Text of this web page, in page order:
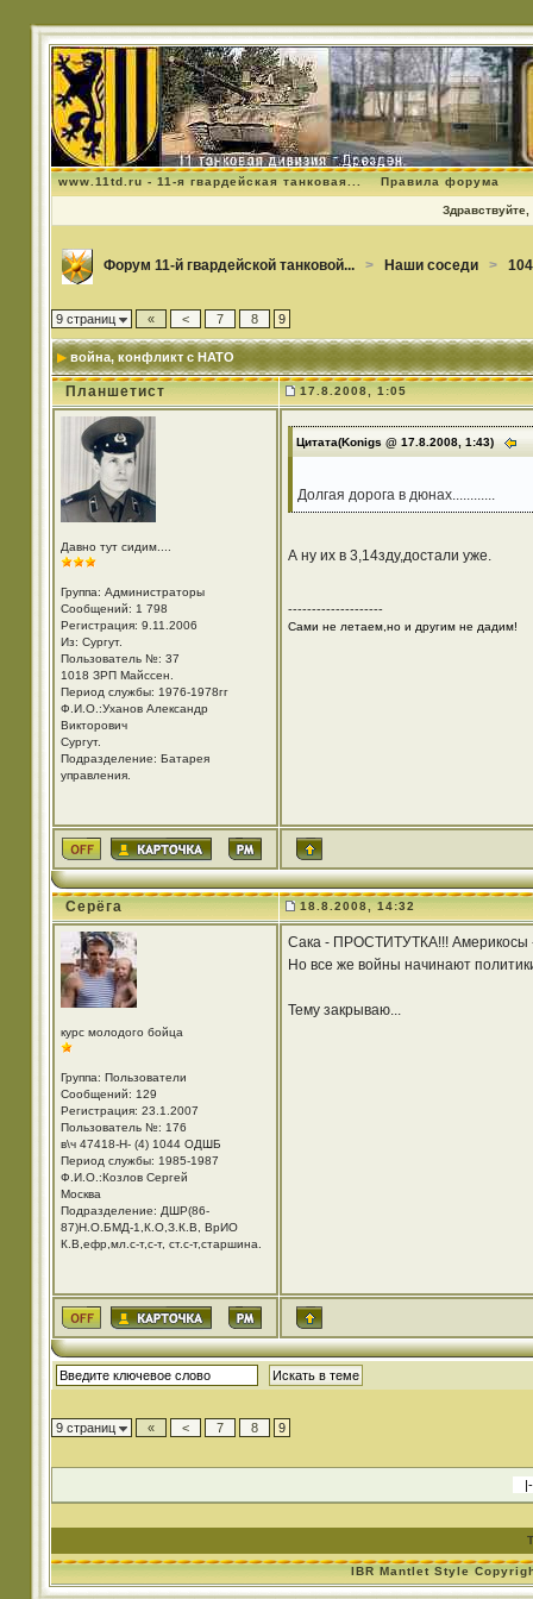
www.11td.ru - 11-я гвардейская танковая... Правила форума
Здравствуйте,
Форум 11-й гвардейской танковой... > Наши соседи >
9 страниц « < 7 8 9
война, конфликт с НАТО
Планшетист 17.8.2008, 1:05
Давно тут сидим....
Группа: Администраторы
Сообщений: 1 798
Регистрация: 9.11.2006
Из: Cургут.
Пользователь №: 37
1018 ЗРП Майссен.
Период службы: 1976-1978гг
Ф.И.О.:Уханов Александр
Викторович
Cургут.
Подразделение: Батарея
управления.
Цитата(Konigs @ 17.8.2008, 1:43)
Долгая дорога в дюнах............
А ну их в 3,14зду,достали уже.
--------------------
Сами не летаем,но и другим не дадим!
Серёга 18.8.2008, 14:32
курс молодого бойца
Группа: Пользователи
Сообщений: 129
Регистрация: 23.1.2007
Пользователь №: 176
в\ч 47418-Н- (4) 1044 ОДШБ
Период службы: 1985-1987
Ф.И.О.:Козлов Сергей
Москва
Подразделение: ДШР(86-
87)Н.О.БМД-1,К.О,З.К.В, ВрИО
К.В,ефр,мл.с-т,с-т, ст.с-т,старшина.
Сака - ПРОСТИТУТКА!!! Америкосы -
Но все же войны начинают
Тему закрываю...
9 страниц « < 7 8 9
IBR Mantlet Style